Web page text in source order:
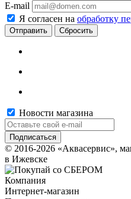
E-mail
Я согласен на обработку
Сбросить
Новости магазина
© 2016-2026 «Аквасервис»,
в Ижевске
Компания
Интернет-магазин